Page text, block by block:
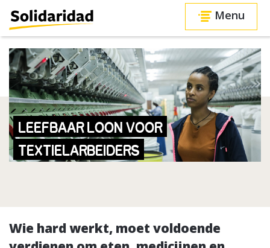
Menu
LEEFBAAR LOON VOOR
TEXTIELARBEIDERS
Wie hard werkt, moet voldoende